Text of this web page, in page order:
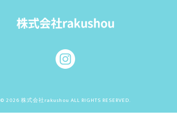
© 2026 株式会社rakushou ALL RIGHTS RESERVED.